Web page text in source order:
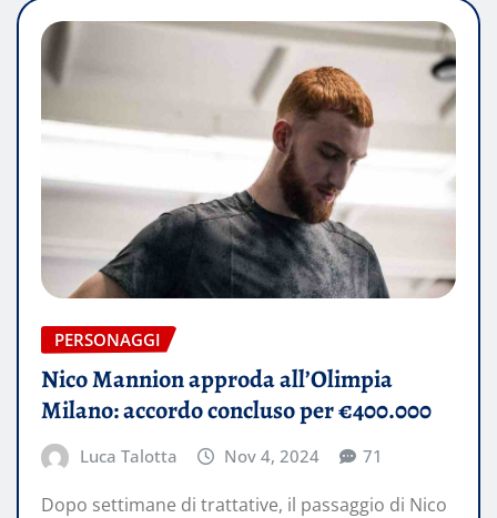
PERSONAGGI
Nico Mannion approda all’Olimpia
Milano: accordo concluso per €400.000
Luca Talotta Nov 4, 2024 71
Dopo settimane di trattative, il passaggio di Nico